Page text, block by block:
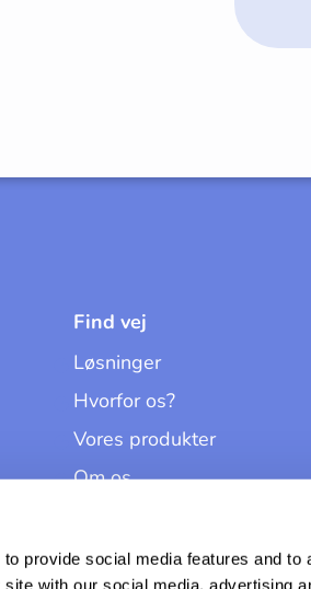
provide social media features and to
with our social media, advertising
Find vej
Løsninger
Hvorfor os?
Vores produkter
Om os
Kontrolpanel